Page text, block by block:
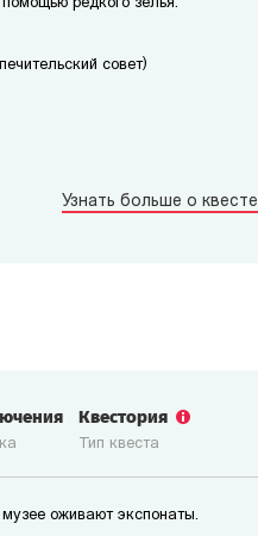
совет)
Узнать больше о квесте
Тип квеста
Квестория
оживают экспонаты.